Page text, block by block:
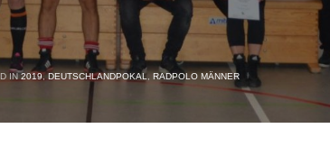
IN 2019,DEUTSCHLANDPOKAL, RADPOLO MÄNNER